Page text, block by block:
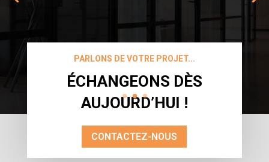
PARLONS DE VOTRE PROJET...
ÉCHANGEONS DÈS
AUJOURD’HUI !
CONTACTEZ-NOUS